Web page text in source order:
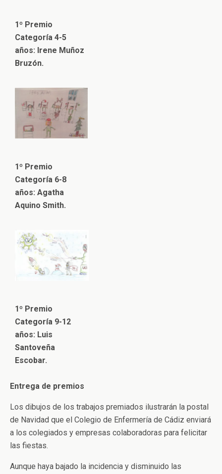
1º Premio
Categoría 4-5
años: Irene Muñoz
Bruzón.
1º Premio
Categoría 6-8
años: Agatha
Aquino Smith.
1º Premio
Categoría 9-12
años: Luis
Santoveña
Escobar.
Entrega de premios
Los dibujos de los trabajos premiados ilustrarán la postal
de Navidad que el Colegio de Enfermería de Cádiz enviará
a los colegiados y empresas colaboradoras para felicitar
las fiestas.
Aunque haya bajado la incidencia y disminuido las